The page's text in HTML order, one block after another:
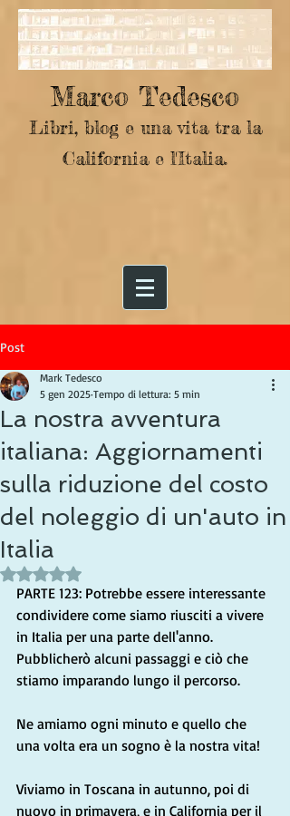
Marco Tedesco
Libri, blog e una vita tra la
California e l'Italia.
Post
La nostra avventura
italiana: Aggiornamenti
sulla riduzione del costo
del noleggio di un'auto in
Italia
Mark Tedesco
5 gen 2025 Tempo di lettura: 5 min
Valutazione NaN stelle su 5.
PARTE 123: Potrebbe essere interessante
condividere come siamo riusciti a vivere
in Italia per una parte dell'anno.
Pubblicherò alcuni passaggi e ciò che
stiamo imparando lungo il percorso.
Ne amiamo ogni minuto e quello che
una volta era un sogno è la nostra vita!
Viviamo in Toscana in autunno, poi di
nuovo in primavera, e in California per il